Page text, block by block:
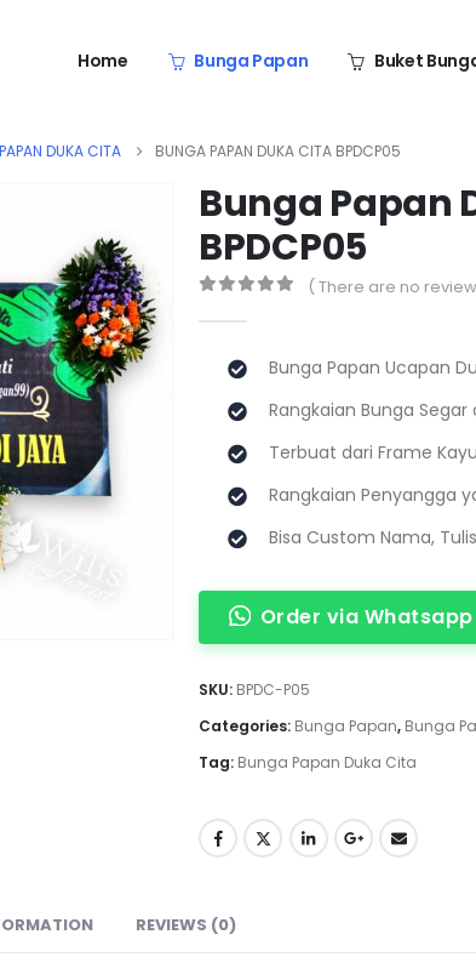
Home Bunga Papan Buket
DUKA CITA BUNGA PAPAN DUKA CITA BPDCP05
Bunga Papan
BPDCP05
( There are no
Bunga Papan Ucapan
Rangkaian Bunga Segar
Terbuat dari Frame
Rangkaian Penyangga
Bisa Custom Nama,
Order via Whatsapp
SKU: BPDC-P05
Categories: Bunga Papan, Bunga
Tag: Bunga Papan Duka Cita
REVIEWS (0)